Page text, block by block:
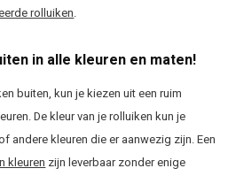
rolluiken.
in alle kleuren en maten!
buiten, kun je kiezen uit een ruim
De kleur van je rolluiken kun je
andere kleuren die er aanwezig zijn. Een
kleuren zijn leverbaar zonder enige